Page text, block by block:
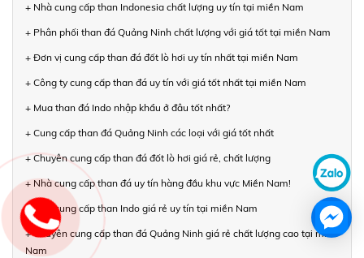
+ Nhà cung cấp than Indonesia chất lượng uy tín tại miền Nam
+ Phân phối than đá Quảng Ninh chất lượng với giá tốt tại miền Nam
+ Đơn vị cung cấp than đá đốt lò hơi uy tín nhất tại miền Nam
+ Công ty cung cấp than đá uy tín với giá tốt nhất tại miền Nam
+ Mua than đá Indo nhập khẩu ở đâu tốt nhất?
+ Cung cấp than đá Quảng Ninh các loại với giá tốt nhất
+ Chuyên cung cấp than đá đốt lò hơi giá rẻ, chất lượng
+ Nhà cung cấp than đá uy tín hàng đầu khu vực Miền Nam!
+ Nhà cung cấp than Indo giá rẻ uy tín tại miền Nam
+ Chuyên cung cấp than đá Quảng Ninh giá rẻ chất lượng cao tại miền
Nam